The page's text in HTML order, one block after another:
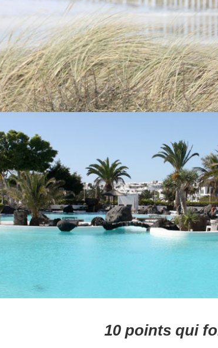
10 points qui